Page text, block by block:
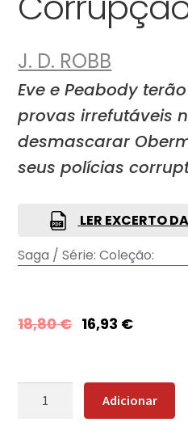
J. D. ROBB
Eve e Peabody
provas irrefutáveis
desmascarar
seus polícias
LER EXCERTO
Saga / Série: Coleção:
18,80€ 16,93 €
Quantidade
Adicionar